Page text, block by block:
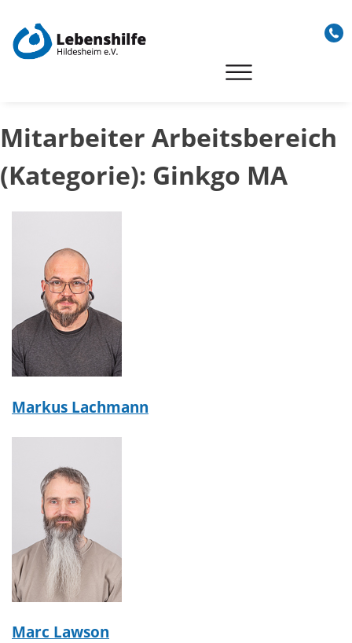
content
Mitarbeiter Arbeitsbereich
(Kategorie): Ginkgo MA
Markus Lachmann
Marc Lawson